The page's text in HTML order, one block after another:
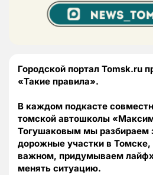
Городской портал Tomsk.ru
«Такие правила».
В каждом подкасте
томской автошколы
Тогушаковым мы разбираем
дорожные участки в
важном, придумываем
менять ситуацию.